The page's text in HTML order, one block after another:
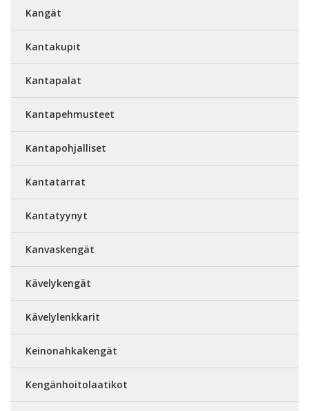
Kangät
Kantakupit
Kantapalat
Kantapehmusteet
Kantapohjalliset
Kantatarrat
Kantatyynyt
Kanvaskengät
Kävelykengät
Kävelylenkkarit
Keinonahkakengät
Kengänhoitolaatikot